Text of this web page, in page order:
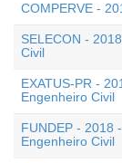
COMPERVE -
SELECON -
Civil
EXATUS-PR -
Engenheiro Civil
FUNDEP - 2018
Engenheiro Civil